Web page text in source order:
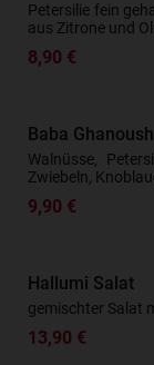
Petersilie fein
aus Zitrone und
8,90 €
Baba
Walnüsse,
Zwiebeln,
9,90 €
Hallumi Salat
gemischter Salat
13,90 €